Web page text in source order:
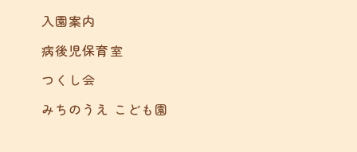
入園案内
病後児保育室
つくし会
みちのうえ こども園